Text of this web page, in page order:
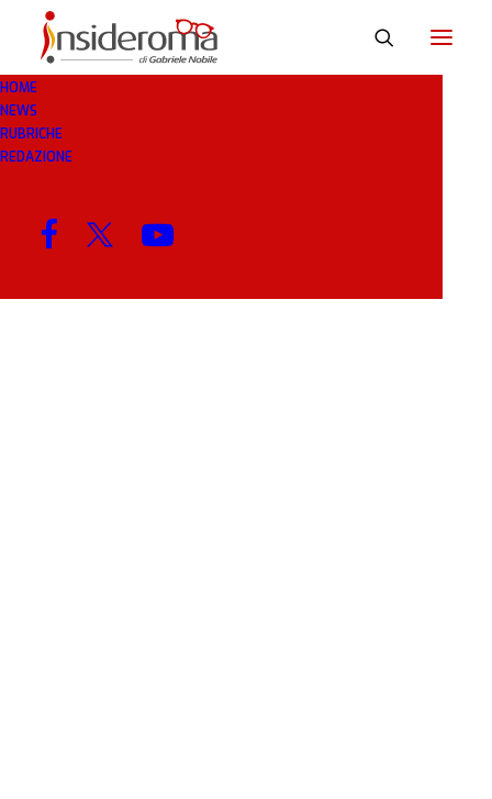
HOME
NEWS
RUBRICHE
REDAZIONE
CONTROMANO
MENU